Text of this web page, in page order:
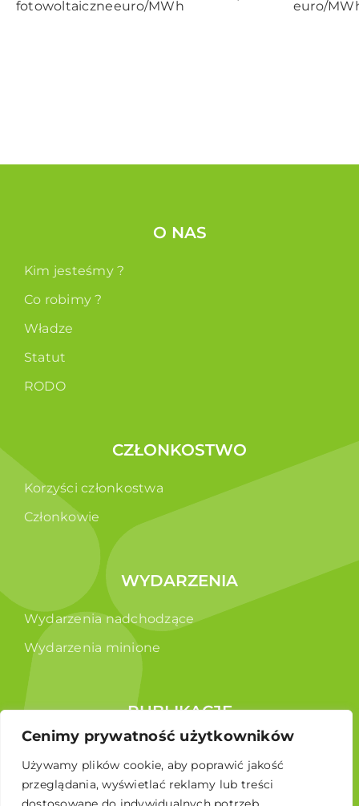
Cenimy prywatność użytkowników
Używamy plików cookie, aby poprawić jakość
przeglądania, wyświetlać reklamy lub treści
fotowoltaiczneeuro/MWh
euro/
O NAS
Kim jesteśmy ?
Co robimy ?
Władze
Statut
RODO
CZŁONKOSTWO
Korzyści członkostwa
Członkowie
WYDARZENIA
Wydarzenia nadchodzące
Wydarzenia minione
PUBLIKACJE
Broszura edukacyjna